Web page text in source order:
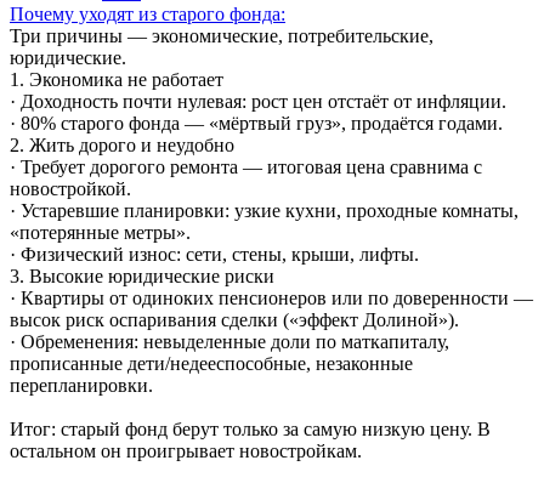
Почему уходят из старого фонда:
Три причины — экономические, потребительские,
юридические.
1. Экономика не работает
· Доходность почти нулевая: рост цен отстаёт от инфляции.
· 80% старого фонда — «мёртвый груз», продаётся годами.
2. Жить дорого и неудобно
· Требует дорогого ремонта — итоговая цена сравнима с
новостройкой.
· Устаревшие планировки: узкие кухни, проходные комнаты,
«потерянные метры».
· Физический износ: сети, стены, крыши, лифты.
3. Высокие юридические риски
· Квартиры от одиноких пенсионеров или по доверенности —
высок риск оспаривания сделки («эффект Долиной»).
· Обременения: невыделенные доли по маткапиталу,
прописанные дети/недееспособные, незаконные
перепланировки.
Итог: старый фонд берут только за самую низкую цену. В
остальном он проигрывает новостройкам.